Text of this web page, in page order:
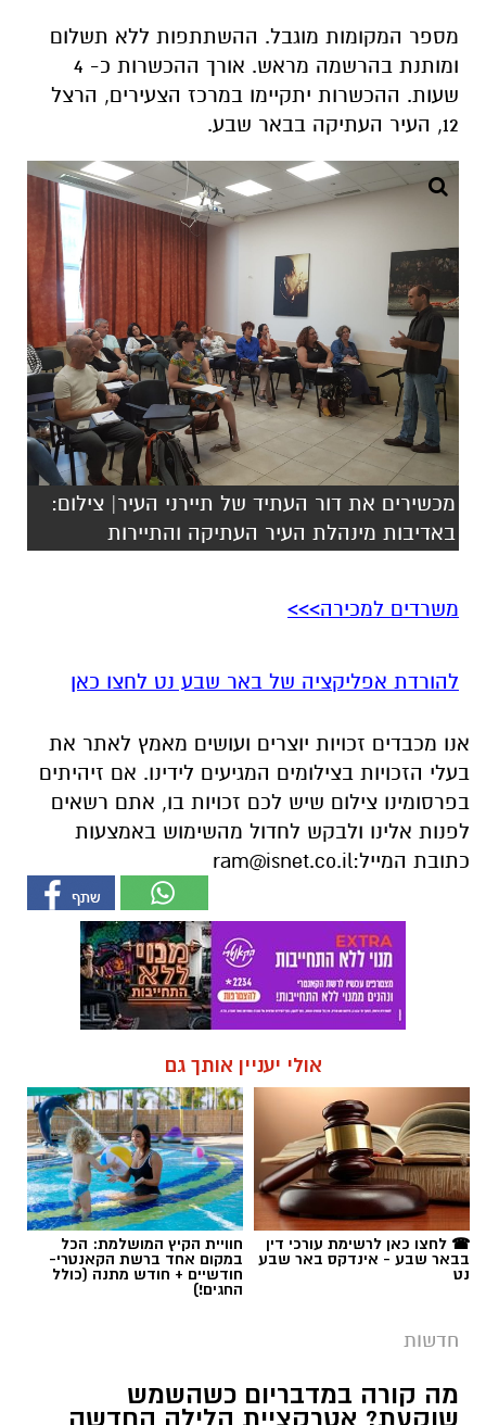
מכשירים את דור העתיד של תיירני העיר| צילום:
באדיבות מינהלת העיר העתיקה והתיירות
משרדים למכירה>>>
בפרסומינו צילום שיש לכם זכויות בו, אתם רשאים
כתובת המייל:ram@isnet.co.il
אולי יעניין אותך גם
☎ לחצו כאן לרשימת עורכי דין
בבאר שבע - אינדקס באר שבע
נט
חוויית הקיץ המושלמת: הכל
במקום אחד ברשת הקאנטרי-
חודשיים + חודש מתנה (כולל
החגים!)
חדשות
מה קורה במדבריום כשהשמש
שתצנן לכם את אוגוסט
PARK: סיורי לילה בעקבות חיות המדבר, מסע
לחיפוש עקרבים עם פנסי אולטרה סגול וארוחה